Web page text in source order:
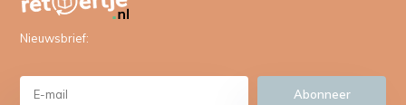
Nieuwsbrief:
Abonneer